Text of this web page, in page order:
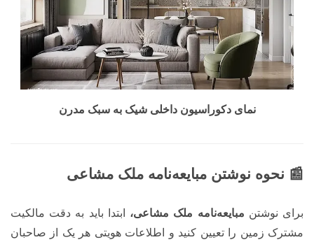
نمای دکوراسیون داخلی شیک به سبک مدرن
📰 نحوه نوشتن مبایعه‌نامه ملک مشاعی
برای نوشتن مبایعه‌نامه ملک مشاعی، ابتدا باید به دقت مالکیت
مشترک زمین را تعیین کنید و اطلاعات هویتی هر یک از صاحبان